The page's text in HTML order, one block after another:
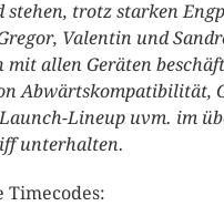
stehen, trotz starken
Valentin und
mit allen Geräten
Abwärtskompatibilität,
Lineup uvm. im
unterhalten.
Timecodes: